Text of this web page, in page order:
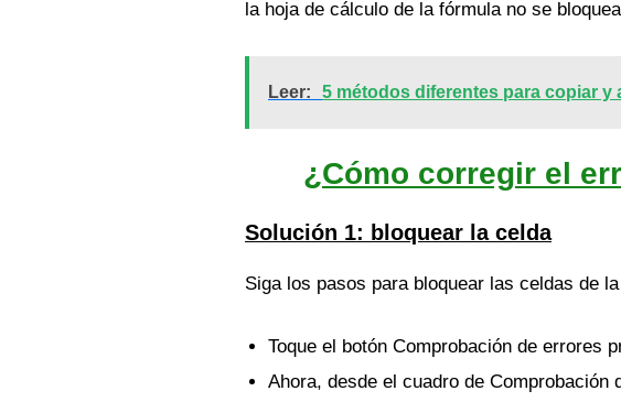
la hoja de cálculo de la fórmula no se
Leer: 5 métodos diferentes para copiar y
¿Cómo corregir el
Solución 1: bloquear la celda
Siga los pasos para bloquear las celdas de
Toque el botón Comprobación de errores
Ahora, desde el cuadro de Comprobación